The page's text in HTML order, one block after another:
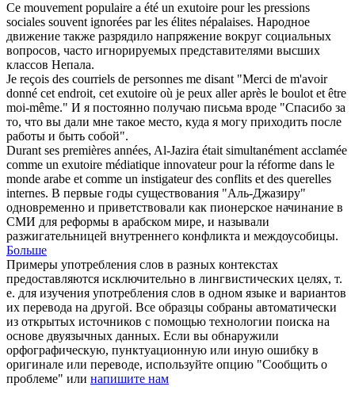
Ce mouvement populaire a été un exutoire pour les pressions
sociales souvent ignorées par les élites népalaises. Народное
движение также разрядило напряжение вокруг социальных
вопросов, часто игнорируемых представителями высших
классов Непала.
Je reçois des courriels de personnes me disant "Merci de m'avoir
donné cet endroit, cet exutoire où je peux aller après le boulot et être
moi-même." И я постоянно получаю письма вроде "Спасибо за
то, что вы дали мне такое место, куда я могу приходить после
работы и быть собой".
Durant ses premières années, Al-Jazira était simultanément acclamée
comme un exutoire médiatique innovateur pour la réforme dans le
monde arabe et comme un instigateur des conflits et des querelles
internes. В первые годы существования "Аль-Джазиру"
одновременно и приветствовали как пионерское начинание в
СМИ для реформы в арабском мире, и называли
разжигательницей внутреннего конфликта и междоусобицы.
Больше
Примеры употребления слов в разных контекстах
предоставляются исключительно в лингвистических целях, т.
е. для изучения употребления слов в одном языке и вариантов
их перевода на другой. Все образцы собраны автоматически
из открытых источников с помощью технологии поиска на
основе двуязычных данных. Если вы обнаружили
орфографическую, пунктуационную или иную ошибку в
оригинале или переводе, используйте опцию "Сообщить о
проблеме" или напишите нам